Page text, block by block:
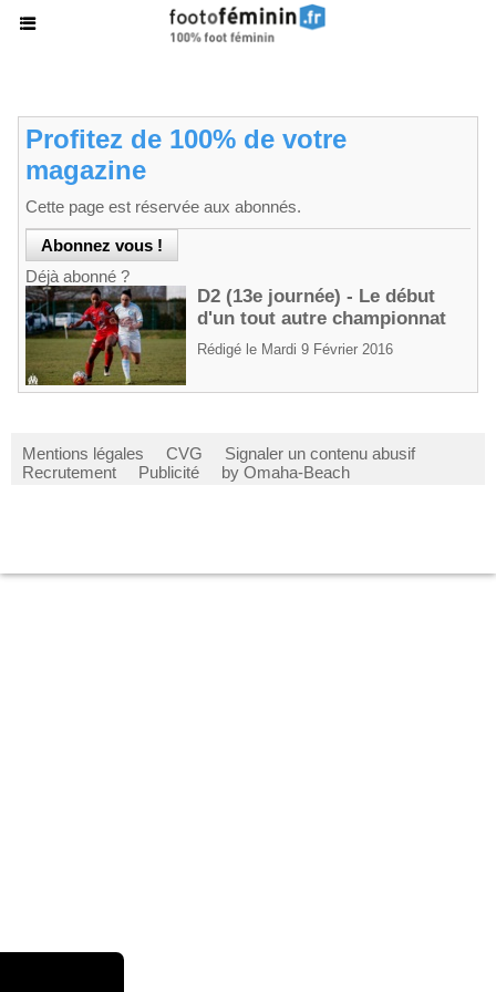
Profitez de 100% de votre
magazine
Cette page est réservée aux abonnés.
Déjà abonné ?
D2 (13e journée) - Le début
d'un tout autre championnat
Rédigé le Mardi 9 Février 2016
Mentions légales CVG
Signaler un contenu abusif
Recrutement
Publicité by Omaha-Beach